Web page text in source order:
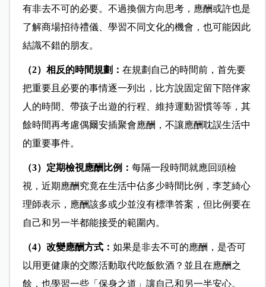
有非去不可的必要。不過換個方向思考，應酬或許也是
了解商場招待禮儀、學習不同文化的機會，也可能因此
結識不錯的朋友。
（2）相反的時間規劃： 在規劃自己的時間前，首先要
把重要且必要的事情逐一列出，比方說固定留下陪伴家
人的時間、帶孩子出遊的行程、維持運動習慣等等，其
餘時間再考慮偶爾安插聚會應酬，不讓應酬耽誤生活中
的重要事件。
（3）定期檢視應酬比例： 每隔一段時間就應回頭檢
視，近期應酬究竟在生活中佔多少時間比例，李芝綺心
理師表示，應酬該多或少並沒有標準答案，但比例要在
自己和另一半都能接受的範圍內。
（4）改變應酬方式： 如果是非去不可的應酬，是否可
以用更健康的交際活動取代吃飯飲酒？並且在應酬之
餘，也學習一些「保身之道」讓自己和另一半安心。